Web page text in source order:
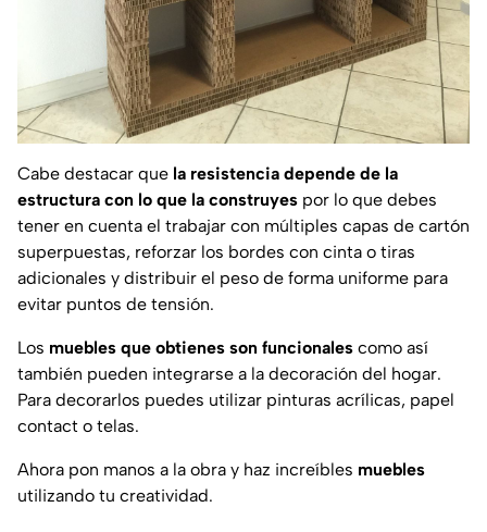
Cabe destacar que la resistencia depende de la
estructura con lo que la construyes por lo que debes
tener en cuenta el trabajar con múltiples capas de cartón
superpuestas, reforzar los bordes con cinta o tiras
adicionales y distribuir el peso de forma uniforme para
evitar puntos de tensión.
Los muebles que obtienes son funcionales como así
también pueden integrarse a la decoración del hogar.
Para decorarlos puedes utilizar pinturas acrílicas, papel
contact o telas.
Ahora pon manos a la obra y haz increíbles muebles
utilizando tu creatividad.